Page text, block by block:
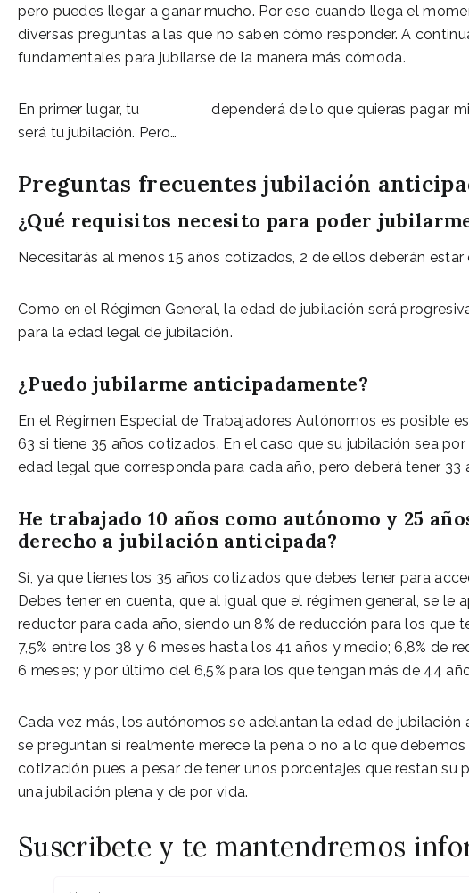
pero puedes llegar a ganar mucho. Por eso cuando llega el
diversas preguntas a las que no saben cómo responder. A
fundamentales para jubilarse de la manera más cómoda.
En primer lugar, tu
dependerá de lo que quieras pagar
será tu jubilación. Pero…
Preguntas frecuentes jubilación
¿Qué requisitos necesito para poder
Necesitarás al menos 15 años cotizados, 2 de ellos deberán
Como en el Régimen General, la edad de jubilación será
para la edad legal de jubilación.
¿Puedo jubilarme anticipadamente?
En el Régimen Especial de Trabajadores Autónomos es posible
63 si tiene 35 años cotizados. En el caso que su jubilación sea
edad legal que corresponda para cada año, pero deberá tener 33
He trabajado 10 años como autónomo y 25
derecho a jubilación anticipada?
Sí, ya que tienes los 35 años cotizados que debes tener para
Debes tener en cuenta, que al igual que el régimen general, se le
reductor para cada año, siendo un 8% de reducción para los que
7,5% entre los 38 y 6 meses hasta los 41 años y medio; 6,8% de
6 meses; y por último del 6,5% para los que tengan más de 44
Cada vez más, los autónomos se adelantan la edad de
se preguntan si realmente merece la pena o no a lo que
cotización pues a pesar de tener unos porcentajes que restan su
una jubilación plena y de por vida.
Suscribete y te mantendremos